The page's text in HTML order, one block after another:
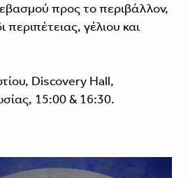
προς το περιβάλλον,
γέλιου και
Discovery Hall,
15:00 & 16:30.